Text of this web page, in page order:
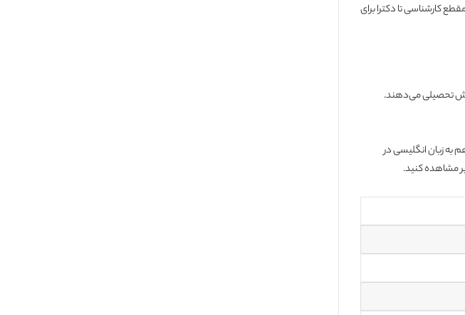
کارشناسی تا دکترا برای
پذیرش تحصیلی می‌دهند.
و هم به زبان انگلیسی در
مشاهده کنید.